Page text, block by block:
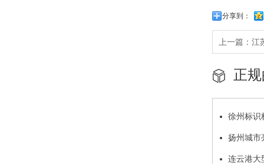
分享到：
上一篇： 江
正
徐州标识
扬州城市
连云港大